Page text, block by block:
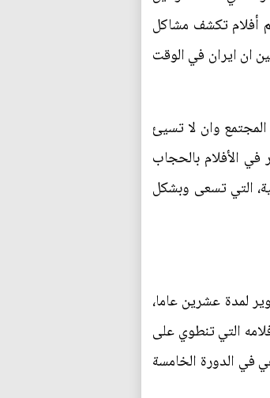
أفلام تكشف مشاكل
ان ايران في الوقت
وان لا تسيئ
في الأفلام بالحجاب
التي تسعى وبشكل
لمدة عشرين عاما،
التي تنطوي على
في الدورة الخامسة